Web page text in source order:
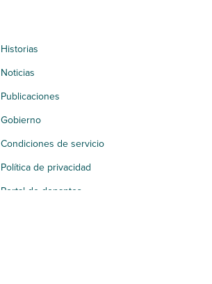
Historias
Noticias
Publicaciones
Gobierno
Condiciones de servicio
Política de privacidad
Portal de donantes